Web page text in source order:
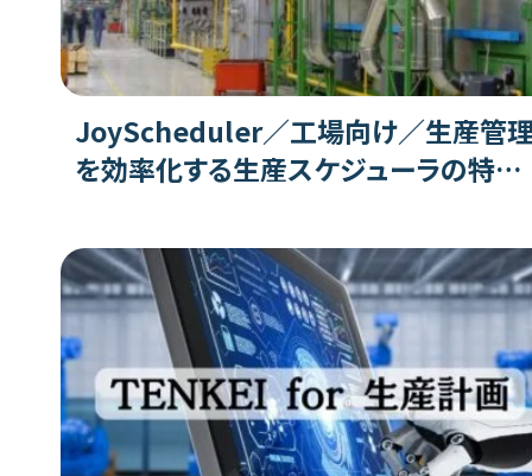
JoyScheduler／工場向け／生産管
を効率化する生産スケジューラの特徴